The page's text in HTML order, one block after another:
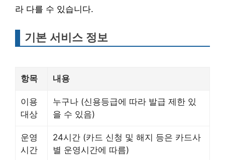
라 다를 수 있습니다.
기본 서비스 정보
항목 내용
이용
대상
누구나 (신용등급에 따라 발급 제한 있
을 수 있음)
운영
시간
24시간 (카드 신청 및 해지 등은 카드사
별 운영시간에 따름)